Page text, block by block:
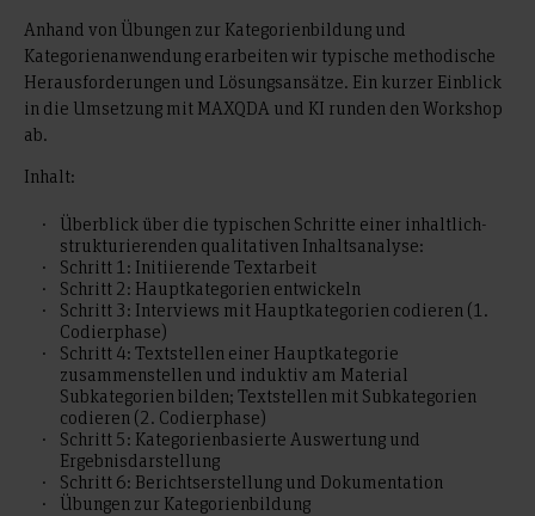
Anhand von Übungen zur Kategorienbildung und
Kategorienanwendung erarbeiten wir typische methodische
Herausforderungen und Lösungsansätze. Ein kurzer Einblick
in die Umsetzung mit MAXQDA und KI runden den Workshop
ab.
Inhalt:
Überblick über die typischen Schritte einer inhaltlich-
strukturierenden qualitativen Inhaltsanalyse:
Schritt 1: Initiierende Textarbeit
Schritt 2: Hauptkategorien entwickeln
Schritt 3: Interviews mit Hauptkategorien codieren (1.
Codierphase)
Schritt 4: Textstellen einer Hauptkategorie
zusammenstellen und induktiv am Material
Subkategorien bilden; Textstellen mit Subkategorien
codieren (2. Codierphase)
Schritt 5: Kategorienbasierte Auswertung und
Ergebnisdarstellung
Schritt 6: Berichtserstellung und Dokumentation
Übungen zur Kategorienbildung